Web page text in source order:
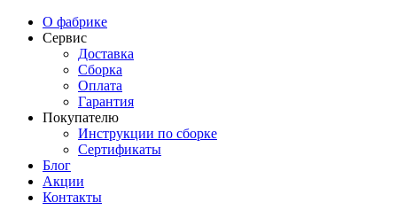
О фабрике
Сервис
Доставка
Сборка
Оплата
Гарантия
Покупателю
Инструкции по сборке
Сертификаты
Блог
Акции
Контакты